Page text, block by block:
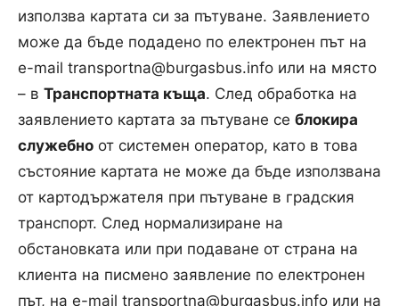
използва картата си за пътуване. Заявлението
може да бъде подадено по електронен път на
е-mail transportna@burgasbus.info или на място
– в Транспортната къща. След обработка на
заявлението картата за пътуване се блокира
служебно от системен оператор, като в това
състояние картата не може да бъде използвана
от картодържателя при пътуване в градския
транспорт. След нормализиране на
обстановката или при подаване от страна на
клиента на писмено заявление по електронен
път, на е-mail transportna@burgasbus.info или на